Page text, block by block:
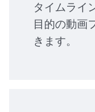
タイムライ
目的の動画
きます。